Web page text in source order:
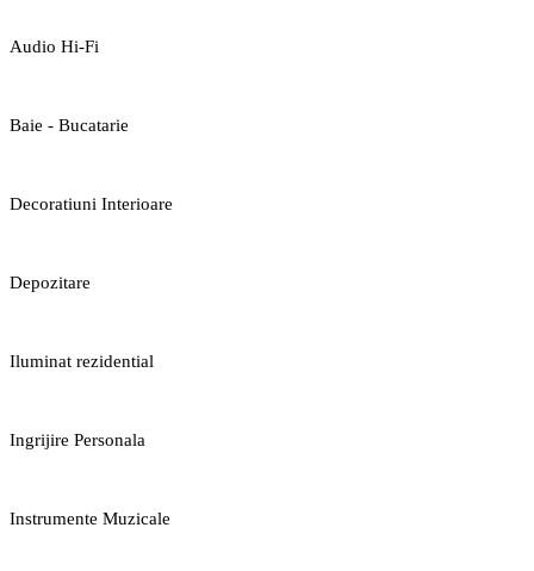
Audio Hi-Fi
Baie - Bucatarie
Decoratiuni Interioare
Depozitare
Iluminat rezidential
Ingrijire Personala
Instrumente Muzicale